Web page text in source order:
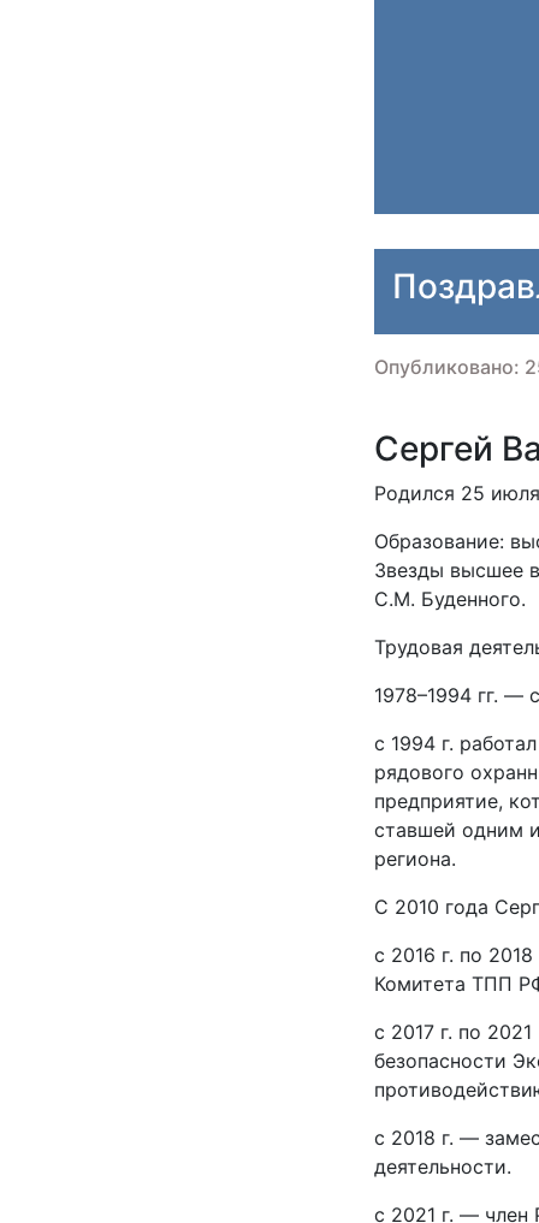
Опубликовано:
Сергей
Родился 25
Образование:
Звезды высшее
С.М. Буденного.
Трудовая
1978–1994 гг.
с 1994 г.
рядового
предприятие,
ставшей одним
региона.
С 2010 года
с 2016 г. по
Комитета ТПП
с 2017 г. по
безопасности
с 2018 г. —
деятельности.
c 2021 г. — член